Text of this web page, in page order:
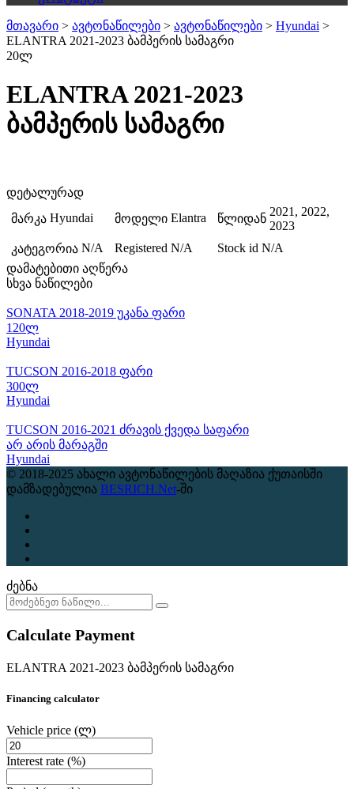
მთავარი > ავტონაწილები > ავტონაწილები > Hyundai >
ELANTRA 2021-2023 ბამპერის სამაგრი
20ლ
ELANTRA 2021-2023
ბამპერის სამაგრი
დეტალურად
მარკა Hyundai მოდელი Elantra წლიდან
2021, 2022,
2023
კატეგორია N/A Registered N/A Stock id N/A
დამატებითი აღწერა
სხვა ნაწილები
SONATA 2018-2019 უკანა ფარი
120ლ
Hyundai
TUCSON 2016-2018 ფარი
300ლ
Hyundai
TUCSON 2016-2021 ძრავის ქვედა საფარი
არ არის მარაგში
Hyundai
© 2018-2025 ახალი ავტონაწილების მაღაზია ქუთაისში
დამზადებულია BESRICH.Net-ში
ძებნა
Calculate Payment
ELANTRA 2021-2023 ბამპერის სამაგრი
Financing calculator
Vehicle price (ლ)
Interest rate (%)